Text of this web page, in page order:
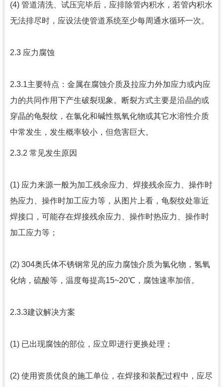
(4) 管道清洗、试压完毕后，应排除管内积水，若管内积水
无法排尽时，应设法使管道系统至少每周通水循环一次。
2.3 应力腐蚀
2.3.1主要特点：金属在腐蚀介质及拉应力外加应力或内应
力的共同作用下产生破裂现象。断裂方式主要是沿晶的或
穿晶的龟裂纹，在氯化和碱性氛氧化物或其它水溶性介质
中常发生，发生概率较小，但危害巨大。
2.3.2 常见发生原因
(1) 应力来源一般为加工残余应力、焊接残余应力、操作时
热应力、操作时加工应力等，从图片上看，龟裂纹处靠近
焊接口，可能存在焊接残余应力、操作时热应力、操作时
加工应力等；
(2) 304奥氏体不锈钢常见的应力腐蚀介质为氯化物，氢氧
化纳，硫酸等，温度每提高15~20℃，腐蚀速率加倍。
2.3.3建议解决方案
(1) 已出现腐蚀的部位，应立即进行更换处理；
(2) 使用资质优良的施工单位，在焊接和装配过程中，应尽